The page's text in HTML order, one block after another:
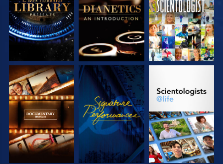
SÉRIES
SÉRIES
DÉCOUVRIR LES
SÉRIES
REGARDER
DÉCOUVRIR LES